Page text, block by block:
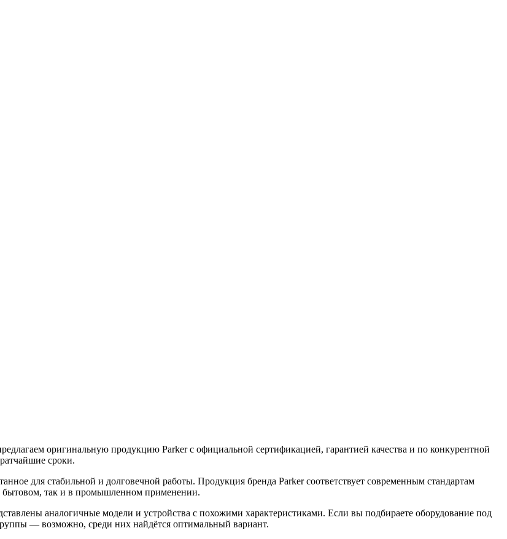
оригинальную продукцию Parker с официальной сертификацией, гарантией качества и по конкурентной
сроки.
для стабильной и долговечной работы. Продукция бренда Parker соответствует современным стандартам
в бытовом, так и в промышленном применении.
аналогичные модели и устройства с похожими характеристиками. Если вы подбираете оборудование под
— возможно, среди них найдётся оптимальный вариант.